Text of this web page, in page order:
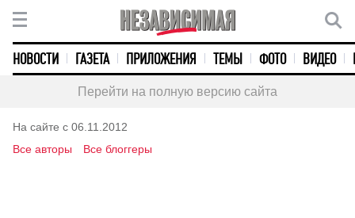
НОВОСТИ ГАЗЕТА ПРИЛОЖЕНИЯ ТЕМЫ ФОТО ВИДЕО
Перейти на полную версию сайта
На сайте с 06.11.2012
Все авторы
Все блоггеры